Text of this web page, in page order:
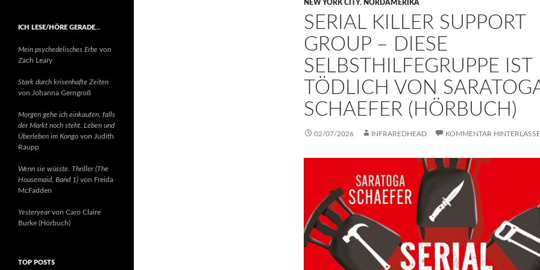
NEW YORK CITY, NORDAMERIKA
SERIAL KILLER SUPPORT
GROUP – DIESE
SELBSTHILFEGRUPPE IST
TÖDLICH VON
SCHAEFER (HÖRBUCH)
02/07/2026 INFRAREDHEAD KOMMENTAR
ICH LESE/HÖRE GERADE…
Mein psychedelisches Erbe von
Zach Leary
Stark durch krisenhafte Zeiten
von Johanna Gerngroß
Morgen gehe ich einkaufen, falls
der Markt noch steht. Leben und
Überleben im Kongo von Judith
Raupp
Wenn sie wüsste. Thriller (The
Housemaid, Band 1) von Freida
McFadden
Yesteryearvon Caro Claire
Burke (Hörbuch)
TOP POSTS